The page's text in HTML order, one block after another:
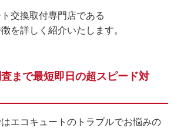
交換取付専門店である
を詳しく紹介いたします。
査まで最短即日の超スピード対
エコキュートのトラブルでお悩みの